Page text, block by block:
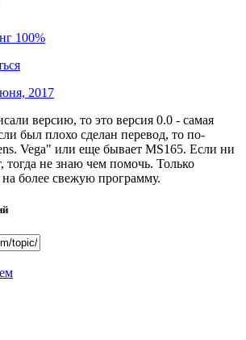
100%
2017
версию, то это версия 0.0 - самая
был плохо сделан перевод, то по-
Vega" или еще бывает MS165. Если ни
тогда не знаю чем помочь. Только
более свежую программу.